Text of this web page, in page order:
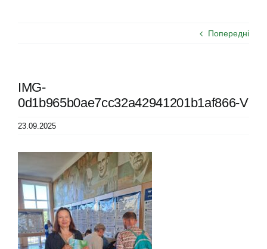
Попередні
IMG-
0d1b965b0ae7cc32a42941201b1af866-V
23.09.2025